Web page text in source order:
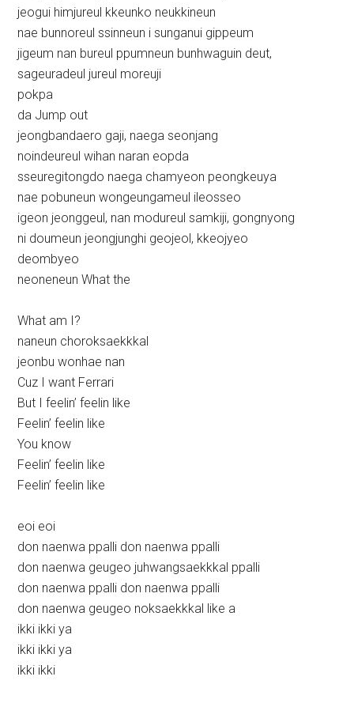
jeogui himjureul kkeunko neukkineun
nae bunnoreul ssinneun i sunganui gippeum
jigeum nan bureul ppumneun bunhwaguin deut,
sageuradeul jureul moreuji
pokpa
da Jump out
jeongbandaero gaji, naega seonjang
noindeureul wihan naran eopda
sseuregitongdo naega chamyeon peongkeuya
nae pobuneun wongeungameul ileosseo
igeon jeonggeul, nan modureul samkiji, gongnyong
ni doumeun jeongjunghi geojeol, kkeojyeo
deombyeo
neoneneun What the
What am I?
naneun choroksaekkkal
jeonbu wonhae nan
Cuz I want Ferrari
But I feelin’ feelin like
Feelin’ feelin like
You know
Feelin’ feelin like
Feelin’ feelin like
eoi eoi
don naenwa ppalli don naenwa ppalli
don naenwa geugeo juhwangsaekkkal ppalli
don naenwa ppalli don naenwa ppalli
don naenwa geugeo noksaekkkal like a
ikki ikki ya
ikki ikki ya
ikki ikki